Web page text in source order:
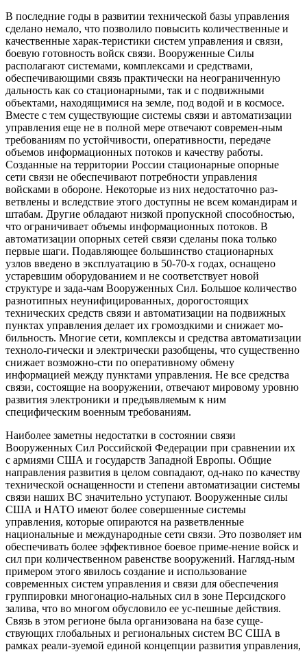
В последние годы в развитии технической базы управления
сделано немало, что позволило повысить количественные и
качественные харак-теристики систем управления и связи,
боевую готовность войск связи. Вооруженные Силы
располагают системами, комплексами и средствами,
обеспечивающими связь практически на неограниченную
дальность как со стационарными, так и с подвижными
объектами, находящимися на земле, под водой и в космосе.
Вместе с тем существующие системы связи и автоматизации
управления еще не в полной мере отвечают современ-ным
требованиям по устойчивости, оперативности, передаче
объемов информационных потоков и качеству работы.
Созданные на территории России стационарные опорные
сети связи не обеспечивают потребности управления
войсками в обороне. Некоторые из них недостаточно раз-
ветвлены и вследствие этого доступны не всем командирам и
штабам. Другие обладают низкой пропускной способностью,
что ограничивает объемы информационных потоков. В
автоматизации опорных сетей связи сделаны пока только
первые шаги. Подавляющее большинство стационарных
узлов введено в эксплуатацию в 50-70-х годах, оснащено
устаревшим оборудованием и не соответствует новой
структуре и зада-чам Вооруженных Сил. Большое количество
разнотипных неунифицированных, дорогостоящих
технических средств связи и автоматизации на подвижных
пунктах управления делает их громоздкими и снижает мо-
бильность. Многие сети, комплексы и средства автоматизации
техноло-гически и электрически разобщены, что существенно
снижает возможно-сти по оперативному обмену
информацией между пунктами управления. Не все средства
связи, состоящие на вооружении, отвечают мировому уровню
развития электроники и предъявляемым к ним
специфическим военным требованиям.
Наиболее заметны недостатки в состоянии связи
Вооруженных Сил Российской Федерации при сравнении их
с армиями США и государств Западной Европы. Общие
направления развития в целом совпадают, од-нако по качеству
технической оснащенности и степени автоматизации системы
связи наших ВС значительно уступают. Вооруженные силы
США и НАТО имеют более совершенные системы
управления, которые опираются на разветвленные
национальные и международные сети связи. Это позволяет им
обеспечивать более эффективное боевое приме-нение войск и
сил при количественном равенстве вооружений. Нагляд-ным
примером этого явилось создание и использование
современных систем управления и связи для обеспечения
группировки многонацио-нальных сил в зоне Персидского
залива, что во многом обусловило ее ус-пешные действия.
Связь в этом регионе была организована на базе суще-
ствующих глобальных и региональных систем ВС США в
рамках реали-зуемой единой концепции развития управления,